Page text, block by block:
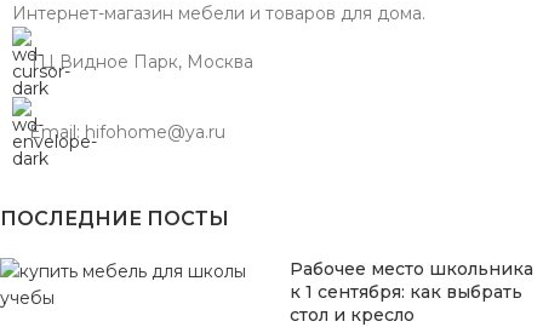
Интернет-магазин мебели и товаров для дома.
ТЦ Видное Парк, Москва
Email: hifohome@ya.ru
ПОСЛЕДНИЕ ПОСТЫ
Рабочее место школьника
к 1 сентября: как выбрать
стол и кресло